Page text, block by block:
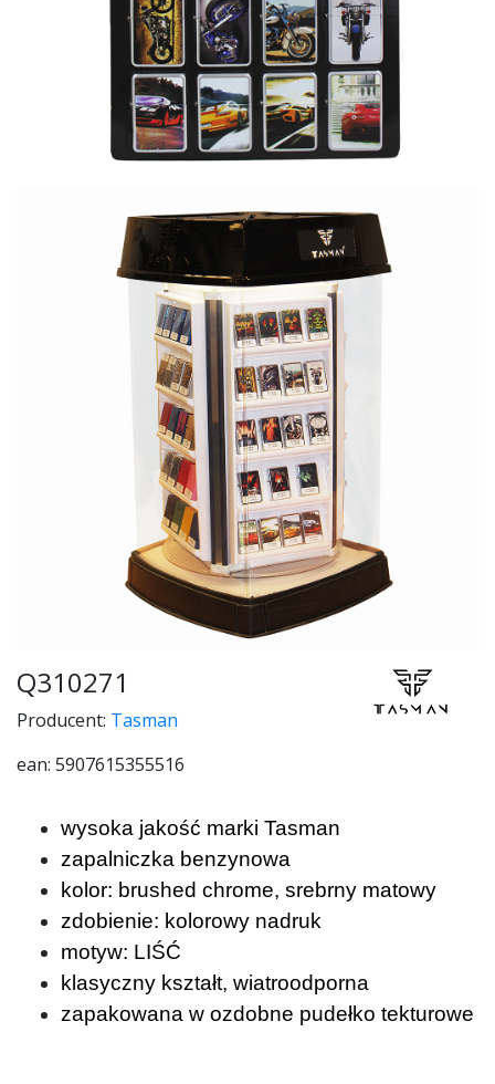
Q310271
Producent: Tasman
ean: 5907615355516
wysoka jakość marki Tasman
zapalniczka benzynowa
kolor: brushed chrome, srebrny matowy
zdobienie: kolorowy nadruk
motyw: LIŚĆ
klasyczny kształt, wiatroodporna
zapakowana w ozdobne pudełko tekturowe